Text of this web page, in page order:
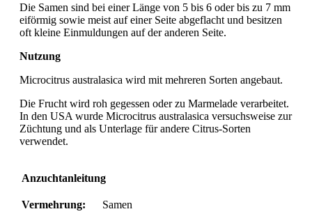
Die Samen sind bei einer Länge von 5 bis 6 oder bis zu 7 mm
eiförmig sowie meist auf einer Seite abgeflacht und besitzen
oft kleine Einmuldungen auf der anderen Seite.
Nutzung
Microcitrus australasica wird mit mehreren Sorten angebaut.
Die Frucht wird roh gegessen oder zu Marmelade verarbeitet.
In den USA wurde Microcitrus australasica versuchsweise zur
Züchtung und als Unterlage für andere Citrus-Sorten
verwendet.
Anzuchtanleitung
Vermehrung: Samen